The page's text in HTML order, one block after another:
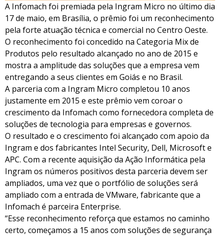
A Infomach foi premiada pela Ingram Micro no último dia
17 de maio, em Brasília, o prêmio foi um reconhecimento
pela forte atuação técnica e comercial no Centro Oeste.
O reconhecimento foi concedido na Categoria Mix de
Produtos pelo resultado alcançado no ano de 2015 e
mostra a amplitude das soluções que a empresa vem
entregando a seus clientes em Goiás e no Brasil.
A parceria com a Ingram Micro completou 10 anos
justamente em 2015 e este prêmio vem coroar o
crescimento da Infomach como fornecedora completa de
soluções de tecnologia para empresas e governos.
O resultado e o crescimento foi alcançado com apoio da
Ingram e dos fabricantes Intel Security, Dell, Microsoft e
APC. Com a recente aquisição da Ação Informática pela
Ingram os números positivos desta parceria devem ser
ampliados, uma vez que o portfólio de soluções será
ampliado com a entrada de VMware, fabricante que a
Infomach é parceira Enterprise.
“Esse reconhecimento reforça que estamos no caminho
certo, começamos a 15 anos com soluções de segurança